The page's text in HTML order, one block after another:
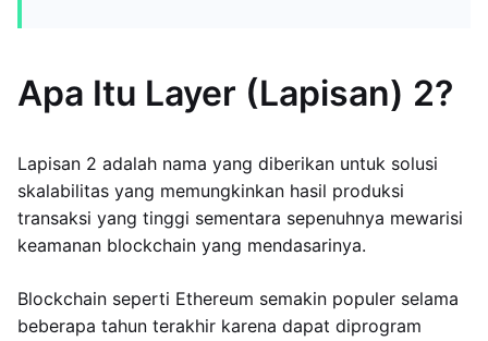
Apa Itu Layer (Lapisan) 2?
Lapisan 2 adalah nama yang diberikan untuk solusi
skalabilitas yang memungkinkan hasil produksi
transaksi yang tinggi sementara sepenuhnya mewarisi
keamanan blockchain yang mendasarinya.
Blockchain seperti Ethereum semakin populer selama
beberapa tahun terakhir karena dapat diprogram